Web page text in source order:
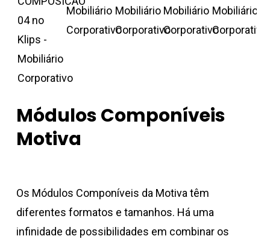
Módulos Componíveis
Motiva
Os Módulos Componíveis da Motiva têm
diferentes formatos e tamanhos. Há uma
infinidade de possibilidades em combinar os